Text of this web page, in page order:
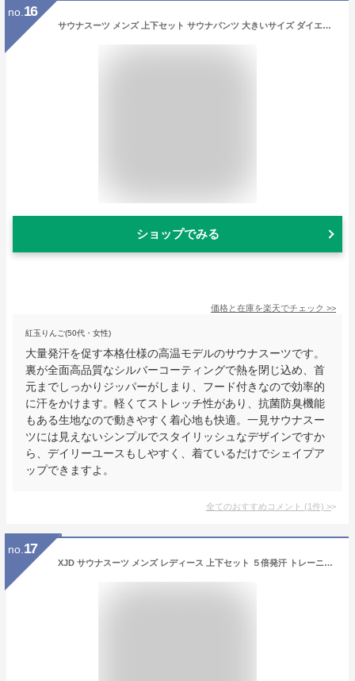
no. 16
サウナスーツ メンズ 上下セット サウナパンツ 大きいサイズ ダイエット VeroMan #PPI
ショップでみる
価格と在庫を楽天でチェック >>
紅玉りんご(50代・女性)
大量発汗を促す本格仕様の高温モデルのサウナスーツです。
裏が全面高品質なシルバーコーティングで熱を閉じ込め、首
元までしっかりジッパーがしまり、フード付きなので効率的
に汗をかけます。軽くてストレッチ性があり、抗菌防臭機能
もある生地なので動きやすく着心地も快適。一見サウナスー
ツには見えないシンプルでスタイリッシュなデザインですか
ら、デイリーユースもしやすく、着ているだけでシェイプア
ップできますよ。
全てのおすすめコメント (1件) >
no. 17
XJD サウナスーツ メンズ レディース 上下セット ５倍発汗 トレーニングウェア ニオイなし 強力発汗 ランニングウェア 洗濯可 男女兼用 冷感タオル付き (ブラック（男性）, L)